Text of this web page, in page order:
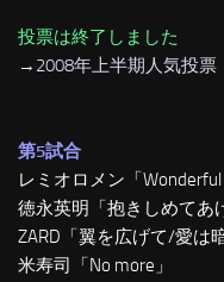
投票は終了しました
→ 2008年上半期人気投
第5試合
レミオロメン「Wonderful
徳永英明「抱きしめてあ
ZARD「翼を広げて/愛は
米寿司「No more」